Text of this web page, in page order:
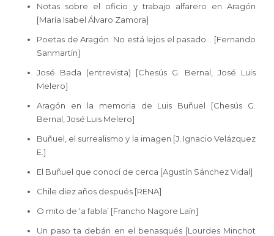
Notas sobre el oficio y trabajo alfarero en Aragón
[María Isabel Álvaro Zamora]
Poetas de Aragón. No está lejos el pasado… [Fernando
Sanmartín]
José Bada (entrevista) [Chesús G. Bernal, José Luis
Melero]
Aragón en la memoria de Luis Buñuel [Chesús G.
Bernal, José Luis Melero]
Buñuel, el surrealismo y la imagen [J. Ignacio Velázquez
E.]
El Buñuel que conocí de cerca [Agustín Sánchez Vidal]
Chile diez años después [RENA]
O mito de ‘a fabla’ [Francho Nagore Laín]
Un paso ta debán en el benasqués [Lourdes Minchot